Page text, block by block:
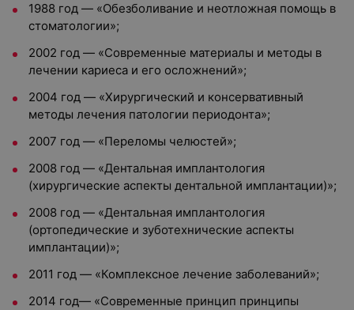
1988 год — «Обезболивание и неотложная помощь в
стоматологии»;
2002 год — «Современные материалы и методы в
лечении кариеса и его осложнений»;
2004 год — «Хирургический и консервативный
методы лечения патологии периодонта»;
2007 год — «Переломы челюстей»;
2008 год — «Дентальная имплантология
(хирургические аспекты дентальной имплантации)»;
2008 год — «Дентальная имплантология
(ортопедические и зуботехнические аспекты
имплантации)»;
2011 год — «Комплексное лечение заболеваний»;
2014 год— «Современные принцип принципы